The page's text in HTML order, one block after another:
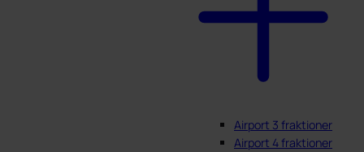
Airport 3 fraktioner
Airport 4 fraktioner